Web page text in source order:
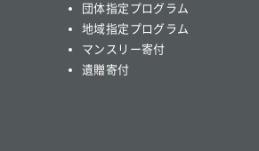
団体指定プログラム
地域指定プログラム
マンスリー寄付
遺贈寄付